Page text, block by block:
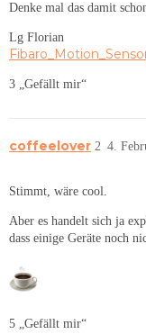
Denke mal das damit
Lg Florian
3 „Gefällt mir“
coffeelover 4.
2
Stimmt, wäre cool.
Aber es handelt sich ja
dass einige Geräte noch
5 „Gefällt mir“